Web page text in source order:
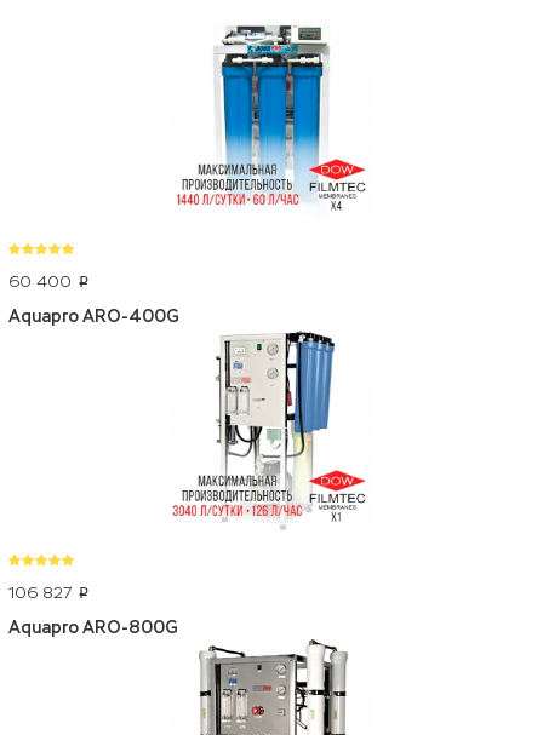
60 400 p
Aquapro ARO-400G
106 827 p
Aquapro ARO-800G